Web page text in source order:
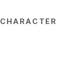
CHARACTER